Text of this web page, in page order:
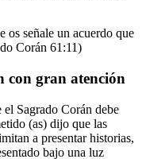
os señale un acuerdo que
Corán 61:11)
con gran atención
Sagrado Corán debe
(as) dijo que las
a presentar historias,
bajo una luz